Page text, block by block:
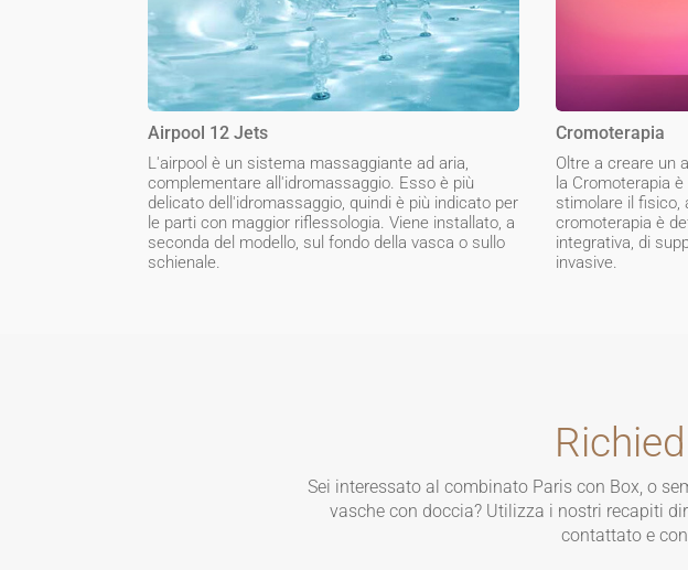
Airpool 12 Jets
L'airpool è un sistema massaggiante ad aria,
complementare all'idromassaggio. Esso è più
delicato dell'idromassaggio, quindi è più indicato per
le parti con maggior riflessologia. Viene installato, a
seconda del modello, sul fondo della vasca o sullo
schienale.
Cromoterapia
Oltre a creare un
la Cromoterapia
stimolare il fisico,
cromoterapia è
integrativa, di
invasive.
Sei interessato al combinato Paris con Box, o
vasche con doccia? Utilizza i nostri recapiti
contattato e